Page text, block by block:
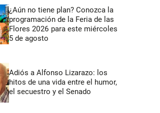
¿Aún no tiene plan? Conozca la
programación de la Feria de las
Flores 2026 para este miércoles
5 de agosto
Adiós a Alfonso Lizarazo: los
hitos de una vida entre el humor,
el secuestro y el Senado